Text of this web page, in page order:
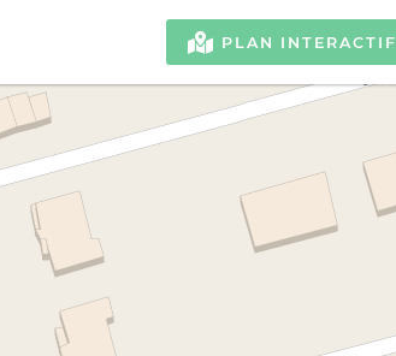
PLAN INTERACTIF